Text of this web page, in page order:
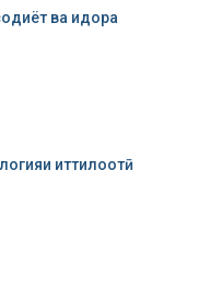
ва идора
иттилоотӣ